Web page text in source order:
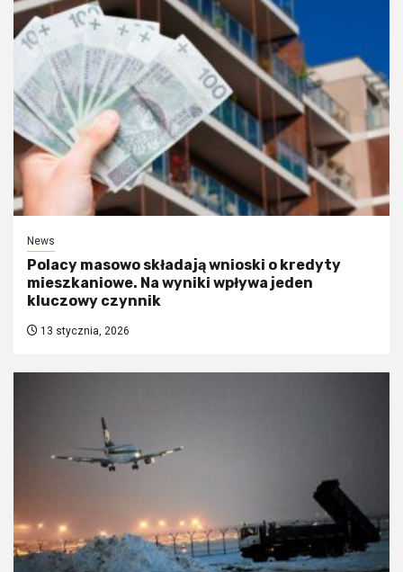
News
Polacy masowo składają wnioski o kredyty
mieszkaniowe. Na wyniki wpływa jeden
kluczowy czynnik
13 stycznia, 2026